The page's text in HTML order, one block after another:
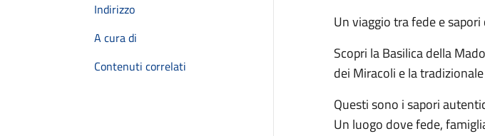
Indirizzo
A cura di
Contenuti correlati
Un viaggio tra fede e
Scopri la Basilica della
dei Miracoli e la
Questi sono i sapori
Un luogo dove fede,